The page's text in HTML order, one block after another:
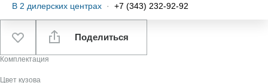
В 2 дилерских центрах · +7 (343) 232-92-92
Поделиться
Комплектация
Цвет кузова